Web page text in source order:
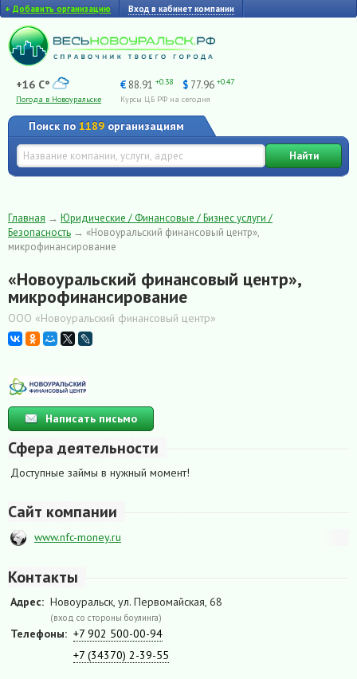
+ Добавить организацию Вход в кабинет компании
+16 C°
Погода в Новоуральске
€ 88.91 +0.38 $ 77.96 +0.47
Курсы ЦБ РФ на сегодня
Поиск по 1189 организациям
Найти
Главная → Юридические / Финансовые / Бизнес услуги /
Безопасность → «Новоуральский финансовый центр»,
микрофинансирование
«Новоуральский финансовый центр»,
микрофинансирование
ООО «Новоуральский финансовый центр»
Написать письмо
Сфера деятельности
Доступные займы в нужный момент!
Сайт компании
www.nfc-money.ru
Контакты
Адрес: Новоуральск, ул. Первомайская, 68
(вход со стороны боулинга)
Телефоны: +7 902 500-00-94
+7 (34370) 2-39-55